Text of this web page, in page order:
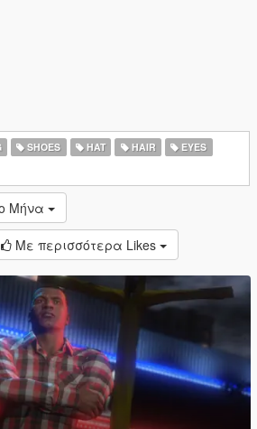
SHOES HAT HAIR
EYES
Μήνα
Με περισσότερα Likes